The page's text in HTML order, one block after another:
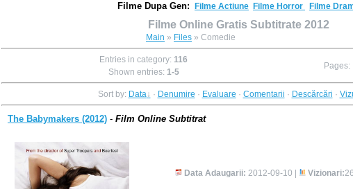
Filme Dupa Gen: Filme Actiune Filme Horror Filme
Filme Online Gratis Subtitrate 2012
Main » Files » Comedie
Entries in category: 116
Shown entries: 1-5
Pages:
Sort by: Data · Denumire · Evaluare · Comentarii · Descărcări ·
The Babymakers (2012) - Film Online Subtitrat
Data Adaugarii: 2012-09-10 | Vizionari: